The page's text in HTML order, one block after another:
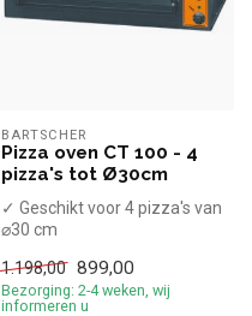
BARTSCHER
Pizza oven CT 100 - 4
pizza's tot Ø30cm
✓ Geschikt voor 4 pizza's van
⌀30 cm
✓ 380 Volt
1.198,00 899,00
Bezorging: 2-4 weken, wij
informeren u